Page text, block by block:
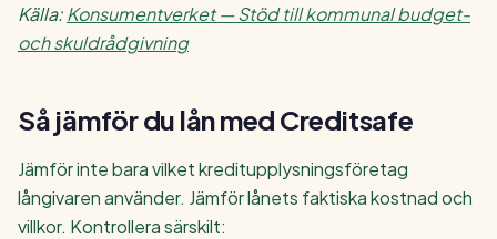
Källa:Konsumentverket — Stöd till kommunal budget-
och skuldrådgivning
Så jämför du lån med Creditsafe
Jämför inte bara vilket kreditupplysningsföretag
långivaren använder. Jämför lånets faktiska kostnad och
villkor. Kontrollera särskilt: